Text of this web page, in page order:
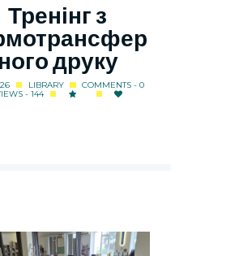
Тренінг з
ного друку
LIBRARY
COMMENTS - 0
- 144